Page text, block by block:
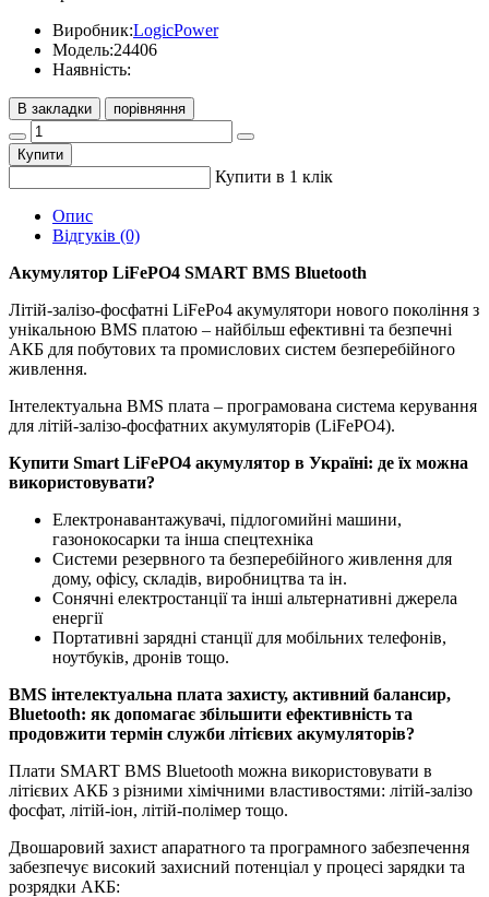
Виробник:LogicPower
Модель:24406
Наявність:
В закладки порівняння
Купити
Купити в 1 клік
Опис
Відгуків (0)
Акумулятор LiFePO4 SMART BMS Bluetooth
Літій-залізо-фосфатні LiFePo4 акумулятори нового покоління з
унікальною BMS платою – найбільш ефективні та безпечні
АКБ для побутових та промислових систем безперебійного
живлення.
Інтелектуальна BMS плата – програмована система керування
для літій-залізо-фосфатних акумуляторів (LiFePO4).
Купити Smart LiFePO4 акумулятор в Україні: де їх можна
використовувати?
Електронавантажувачі, підлогомийні машини,
газонокосарки та інша спецтехніка
Системи резервного та безперебійного живлення для
дому, офісу, складів, виробництва та ін.
Сонячні електростанції та інші альтернативні джерела
енергії
Портативні зарядні станції для мобільних телефонів,
ноутбуків, дронів тощо.
BMS інтелектуальна плата захисту, активний балансир,
Bluetooth: як допомагає збільшити ефективність та
продовжити термін служби літієвих акумуляторів?
Плати SMART BMS Bluetooth можна використовувати в
літієвих АКБ з різними хімічними властивостями: літій-залізо
фосфат, літій-іон, літій-полімер тощо.
Двошаровий захист апаратного та програмного забезпечення
забезпечує високий захисний потенціал у процесі зарядки та
розрядки АКБ: